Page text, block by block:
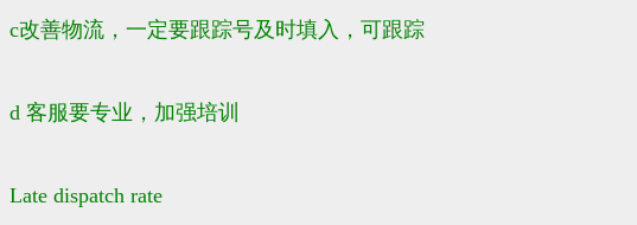
c改善物流，一定要跟踪号及时填入，可跟踪
d 客服要专业，加强培训
Late dispatch rate